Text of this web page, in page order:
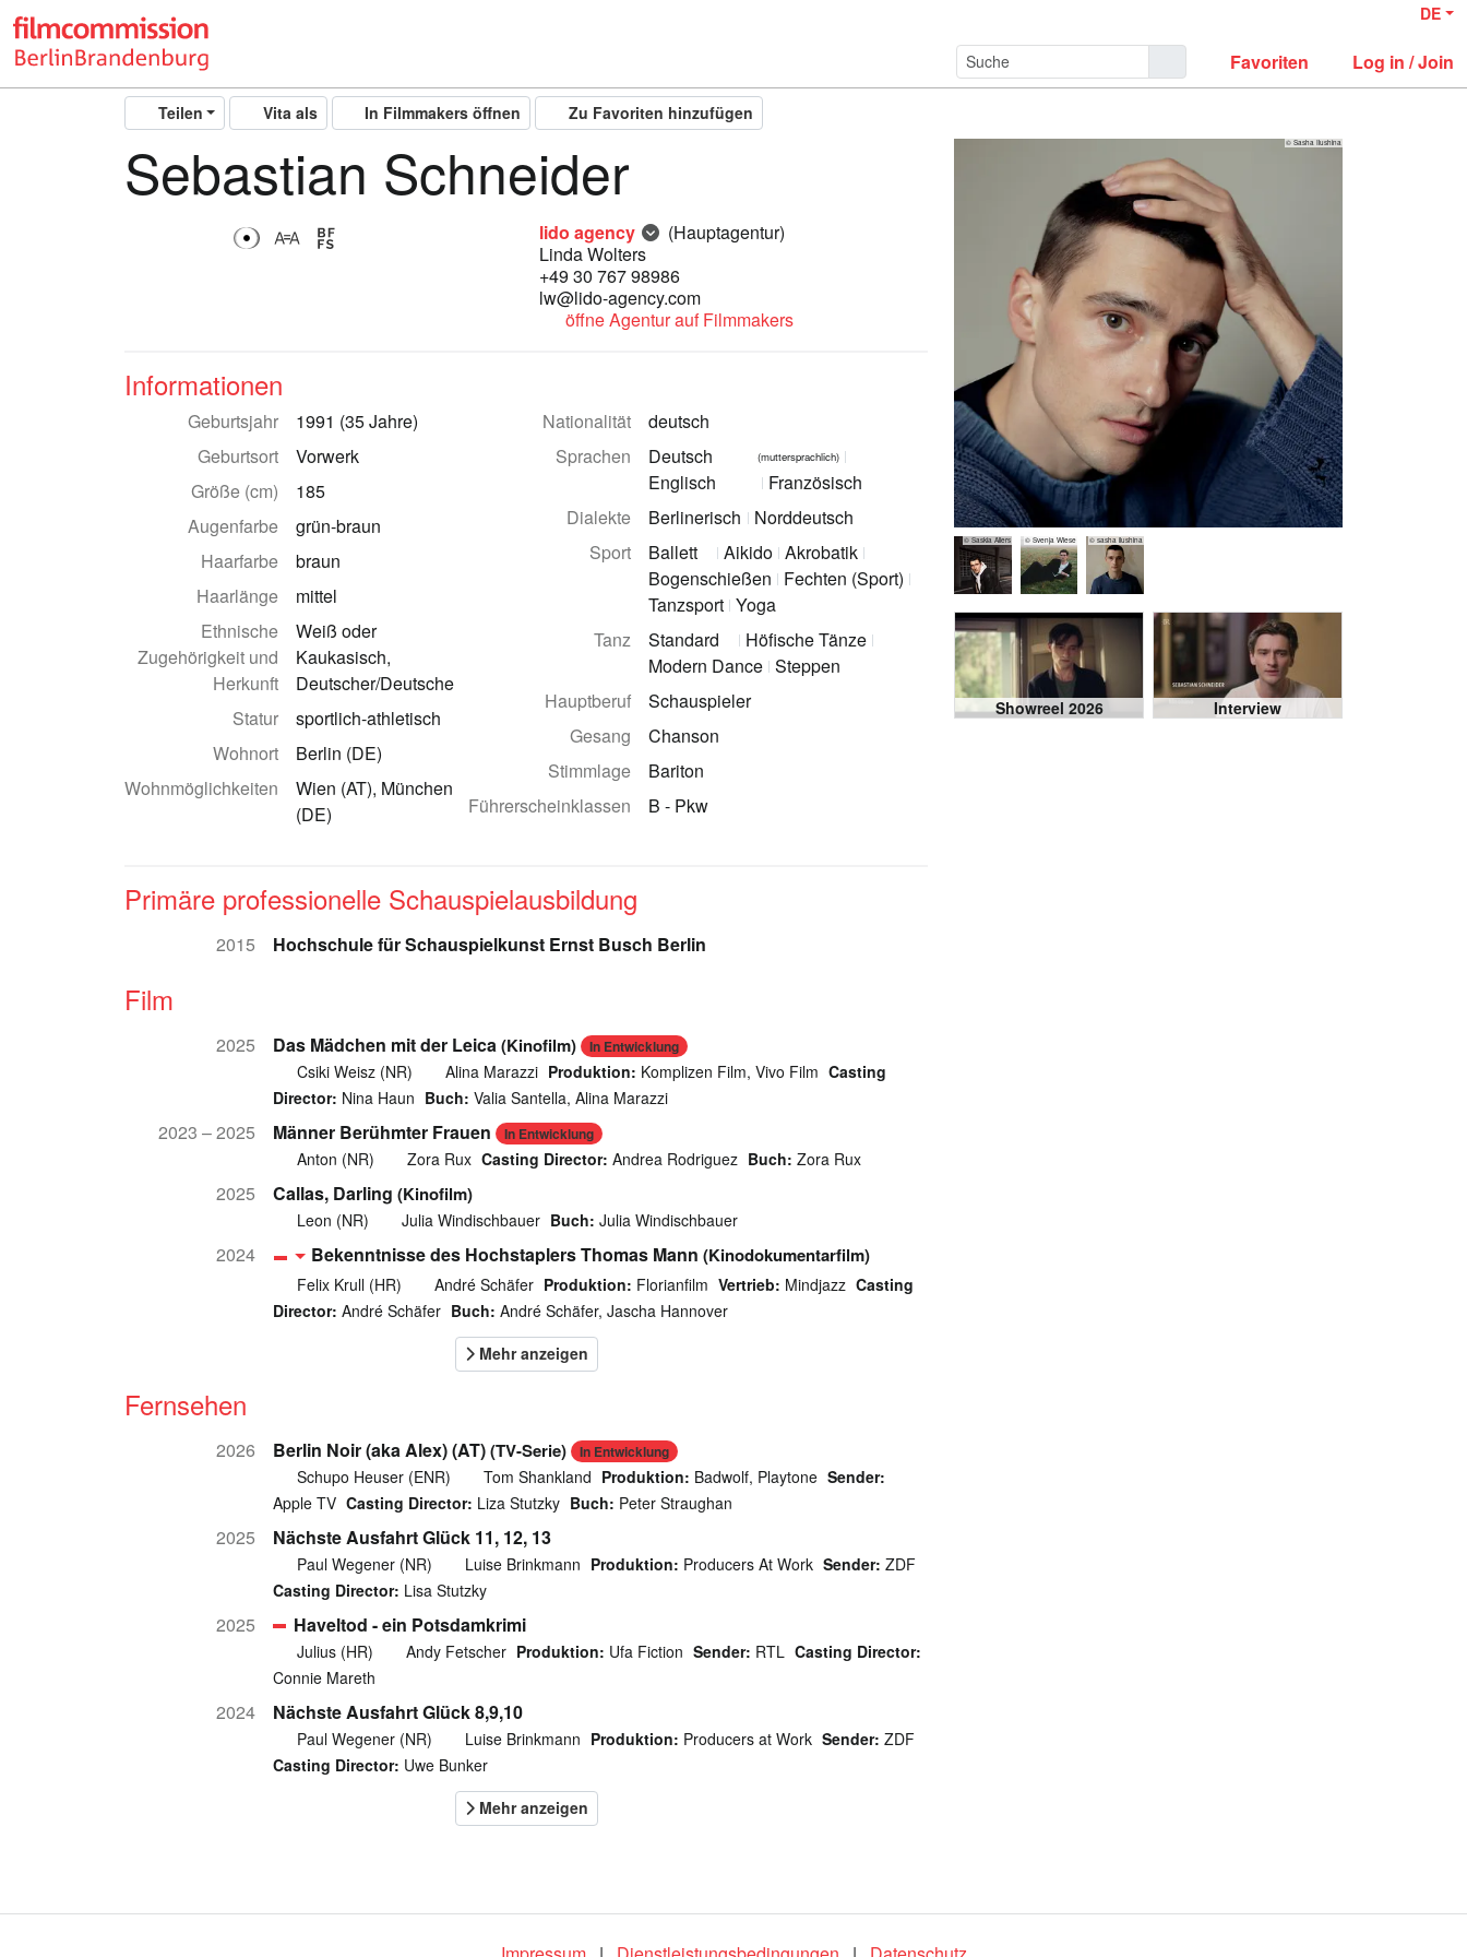
DE
Favoriten Log in / Join
Teilen Vita als In Filmmakers öffnen Zu Favoriten hinzufügen
© Sasha Ilushina
© Saskia Allers © Svenja Wiese © sasha ilushina
Showreel 2026 Interview
Sebastian Schneider
lido agency
(Hauptagentur)
Linda Wolters
+49 30 767 98986
lw@lido-agency.com
öffne Agentur auf Filmmakers
Informationen
Geburtsjahr
1991 (35 Jahre)
Geburtsort
Vorwerk
Größe (cm)
185
Augenfarbe
grün-braun
Haarfarbe
braun
Haarlänge
mittel
Ethnische
Zugehörigkeit und
Herkunft
Weiß oder
Kaukasisch,
Deutscher/Deutsche
Statur
sportlich-athletisch
Wohnort
Berlin (DE)
Wohnmöglichkeiten
Wien (AT), München
(DE)
Nationalität
deutsch
Sprachen
Deutsch (muttersprachlich)
Englisch
Französisch
Dialekte
Berlinerisch
Norddeutsch
Sport
Ballett Aikido Akrobatik
Bogenschießen Fechten (Sport)
Tanzsport Yoga
Tanz
Standard
Höfische Tänze
Modern Dance Steppen
Hauptberuf
Schauspieler
Gesang
Chanson
Stimmlage
Bariton
Führerscheinklassen
B - Pkw
Primäre professionelle Schauspielausbildung
2015 Hochschule für Schauspielkunst Ernst Busch Berlin
Film
2025 Das Mädchen mit der Leica(Kinofilm) In Entwicklung
Csiki Weisz (NR) Alina Marazzi Produktion: Komplizen Film, Vivo Film Casting
Director: Nina Haun Buch: Valia Santella, Alina Marazzi
2023 – 2025 Männer Berühmter Frauen In Entwicklung
Anton (NR) Zora Rux Casting Director: Andrea Rodriguez Buch: Zora Rux
2025 Callas, Darling (Kinofilm)
Leon (NR) Julia Windischbauer Buch: Julia Windischbauer
2024 Bekenntnisse des Hochstaplers Thomas Mann (Kinodokumentarfilm)
Felix Krull (HR) André Schäfer Produktion: Florianfilm Vertrieb: Mindjazz Casting
Director: André Schäfer Buch: André Schäfer, Jascha Hannover
Fernsehen
2026 Berlin Noir (aka Alex) (AT)(TV-Serie) In Entwicklung
Schupo Heuser (ENR) Tom Shankland Produktion: Badwolf, Playtone Sender:
Apple TV Casting Director: Liza Stutzky Buch: Peter Straughan
2025 Nächste Ausfahrt Glück 11, 12, 13
Paul Wegener (NR) Luise Brinkmann Produktion: Producers At Work Sender: ZDF
Casting Director: Lisa Stutzky
2025 Haveltod - ein Potsdamkrimi
Julius (HR) Andy Fetscher Produktion: Ufa Fiction Sender: RTL Casting Director:
Connie Mareth
2024 Nächste Ausfahrt Glück 8,9,10
Paul Wegener (NR) Luise Brinkmann Produktion: Producers at Work Sender: ZDF
Casting Director: Uwe Bunker